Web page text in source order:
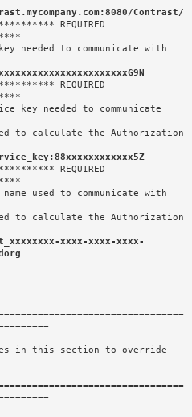
Contrast/
xxxx-xxxx-xxxx-
in this section to override